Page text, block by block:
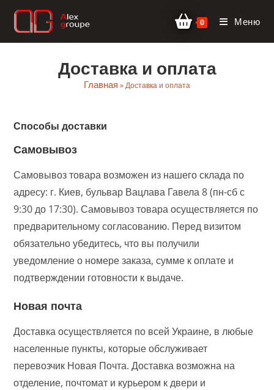
Перейти
0 Меню
Доставка и оплата
Главная »Доставка и оплата
Способы доставки
Самовывоз
Самовывоз товара возможен из нашего склада по
адресу: г. Киев, бульвар Вацлава Гавела 8 (пн-сб с
9:30 до 17:30). Самовывоз товара осуществляется по
предварительному согласованию. Перед визитом
обязательно убедитесь, что вы получили
уведомление о номере заказа, сумме к оплате и
подтверждении готовности к выдаче.
Новая почта
Доставка осуществляется по всей Украине, в любые
населенные пункты, которые обслуживает
перевозчик Новая Почта. Доставка возможна на
отделение, почтомат и курьером к двери и